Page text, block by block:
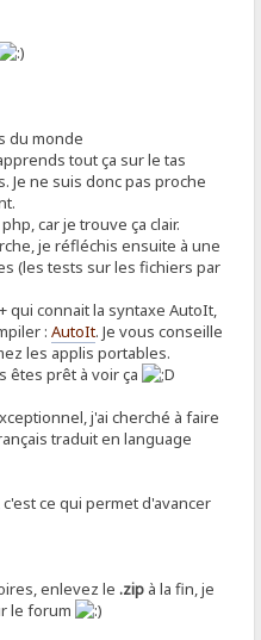
du monde
tout ça sur le tas
Je ne suis donc pas proche
car je trouve ça clair.
je réfléchis ensuite à une
(les tests sur les fichiers par
qui connait la syntaxe AutoIt,
:AutoIt. Je vous conseille
les applis portables.
êtes prêt à voir ça
j'ai cherché à faire
traduit en language
ce qui permet d'avancer
enlevez le.zip à la fin, je
le forum